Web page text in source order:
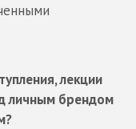
лекции
личным брендом